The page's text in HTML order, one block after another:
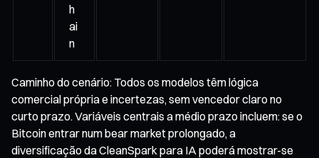
h
ai
n
Caminho do cenário: Todos os modelos têm lógica
comercial própria e incertezas, sem vencedor claro no
curto prazo. Variáveis centrais a médio prazo incluem: se o
Bitcoin entrar num bear market prolongado, a
diversificação da CleanSpark para IA poderá mostrar-se